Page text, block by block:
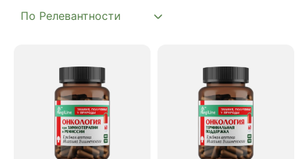
Daily
Mushroom
Phyto
Premium